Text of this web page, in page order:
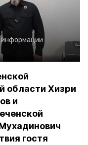
области Хизри
и
гостя